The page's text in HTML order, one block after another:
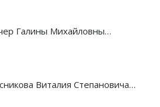
Галины Михайловны…
Виталия Степановича…